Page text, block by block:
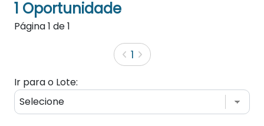
1 Oportunidade
Página1 de1
1
Ir para o Lote: